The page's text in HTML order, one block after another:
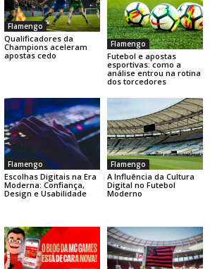
Flamengo
Qualificadores da
Champions aceleram
apostas cedo
Flamengo
Futebol e apostas
esportivas: como a
análise entrou na rotina
dos torcedores
Flamengo
Escolhas Digitais na Era
Moderna: Confiança,
Design e Usabilidade
Flamengo
A Influência da Cultura
Digital no Futebol
Moderno